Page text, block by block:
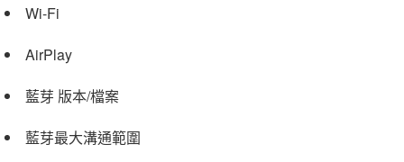
Wi-Fi
AirPlay
藍芽 版本/檔案
藍芽最大溝通範圍